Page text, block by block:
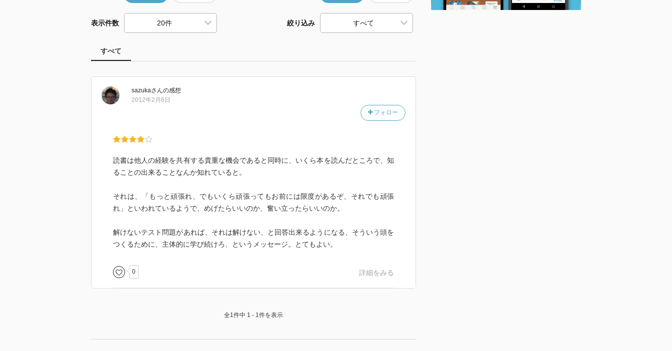
表示件数 絞り込み
すべて
sazukaさんの感想
フォロー
2012年2月6日
読書は他人の経験を共有する貴重な機会であると同時に、いくら本を読んだところで、知
ることの出来ることなんか知れていると。
それは、「もっと頑張れ、でもいくら頑張ってもお前には限度があるぞ、それでも頑張
れ」といわれているようで、めげたらいいのか、奮い立ったらいいのか。
解けないテスト問題があれば、それは解けない、と回答出来るようになる、そういう頭を
つくるために、主体的に学び続けろ、というメッセージ。とてもよい。
0 詳細をみる
全1件中 1 - 1件を表示